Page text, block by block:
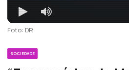
Foto: DR
SOCIEDADE